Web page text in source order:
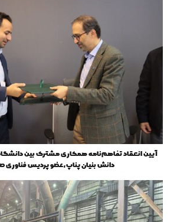
آیین انعقاد تفاهم‌نامه همکاری مشترک بین
دانش بنیان پناپ،عضو پردیس فناوری